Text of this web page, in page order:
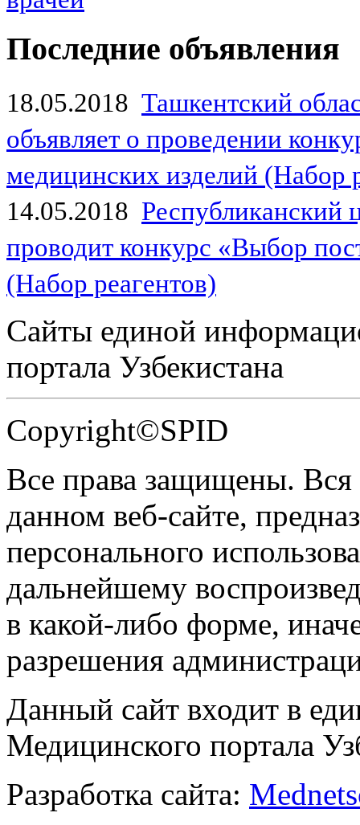
Последние объявления
18.05.2018 Ташкентский
объявляет о проведении
медицинских изделий (Набор
14.05.2018
проводит конкурс «Выбор
(Набор реагентов)
Сайты единой
портала Узбекистана
Copyright©SPID
Все права защищены.
данном веб-сайте,
персонального
дальнейшему
в какой-либо форме,
разрешения
Данный сайт входит в
Медицинского портала
Разработка сайта: